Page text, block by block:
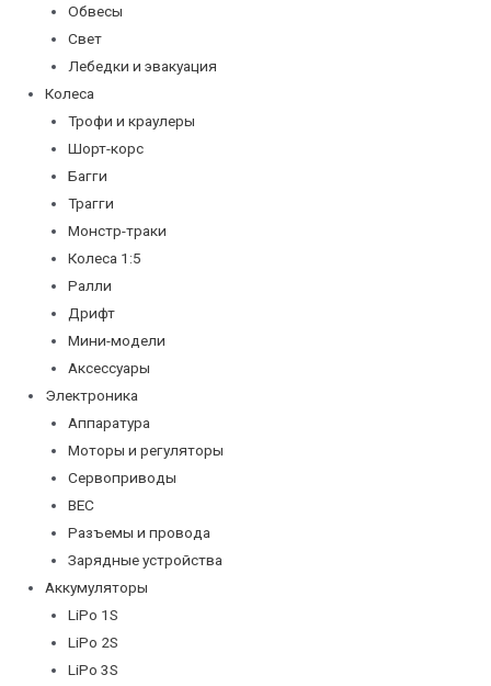
Обвесы
Свет
Лебедки и эвакуация
Колеса
Трофи и краулеры
Шорт-корс
Багги
Трагги
Монстр-траки
Колеса 1:5
Ралли
Дрифт
Мини-модели
Аксессуары
Электроника
Аппаратура
Моторы и регуляторы
Сервоприводы
BEC
Разъемы и провода
Зарядные устройства
Аккумуляторы
LiPo 1S
LiPo 2S
LiPo 3S